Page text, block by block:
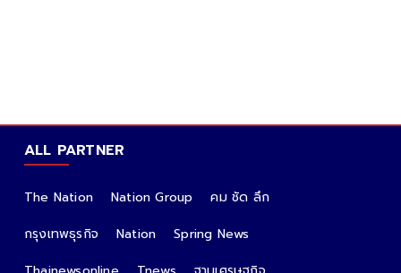
ALL PARTNER
The Nation Nation Group
คม ชัด ลึก
กรุงเทพธุรกิจ
Nation
Spring News